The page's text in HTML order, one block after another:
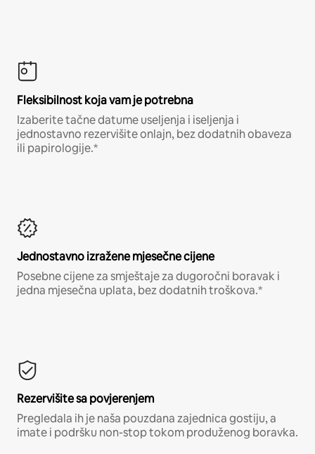
Fleksibilnost koja vam je potrebna
Izaberite tačne datume useljenja i iseljenja i
jednostavno rezervišite onlajn, bez dodatnih obaveza
ili papirologije.*
Jednostavno izražene mjesečne cijene
Posebne cijene za smještaje za dugoročni boravak i
jedna mjesečna uplata, bez dodatnih troškova.*
Rezervišite sa povjerenjem
Pregledala ih je naša pouzdana zajednica gostiju, a
imate i podršku non-stop tokom produženog boravka.